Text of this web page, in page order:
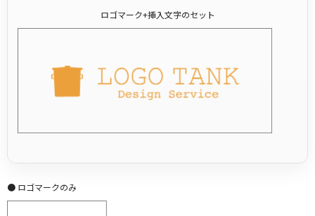
ロゴマーク+挿入文字のセット
● ロゴマークのみ